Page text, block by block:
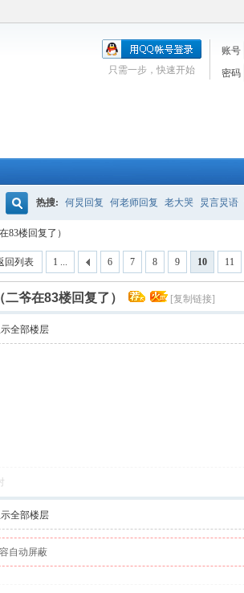
账号
密码
只需一步，快速开始
搜
索
热搜: 何炅回复 何老师回复 老大哭 炅言炅语
唱吧
83楼回复了）
1 ... 6 7 8 9 10 11
回列表
爷在83楼回复了） [复制链接]
全部楼层
全部楼层
自动屏蔽